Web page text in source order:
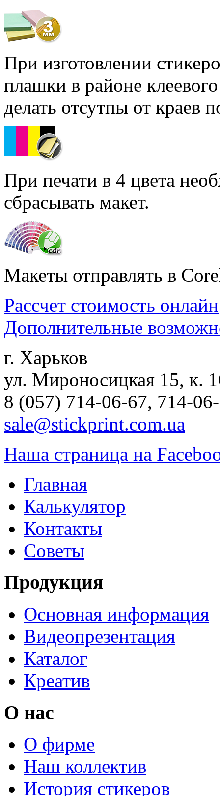
При изготовлении
плашки в районе
делать отсутпы от
При печати в 4 цвета
сбрасывать макет.
Макеты отправлять в
Рассчет стоимость онлайн
Дополнительные
г. Харьков
ул. Мироносицкая 15, к.
8 (057) 714-06-67, 714-
sale@stickprint.com.ua
Наша страница на
Главная
Калькулятор
Контакты
Советы
Продукция
Основная информация
Видеопрезентация
Каталог
Креатив
О нас
О фирме
Наш коллектив
История стикеров